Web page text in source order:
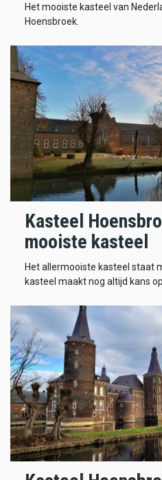
Het mooiste kasteel van
Hoensbroek.
Kasteel
mooiste kasteel
Het allermooiste kasteel staat
kasteel maakt nog altijd kans